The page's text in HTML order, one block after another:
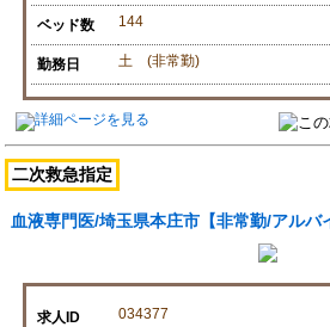
ベッド数 144
勤務日 土 (非常勤)
二次救急指定
血液専門医/埼玉県本庄市【非常勤/アルバ
求人ID 034377